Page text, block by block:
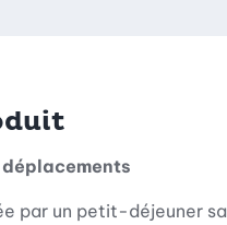
par un petit-déjeuner